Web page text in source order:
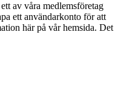
av våra medlemsföretag
ett användarkonto för att
här på vår hemsida. Det